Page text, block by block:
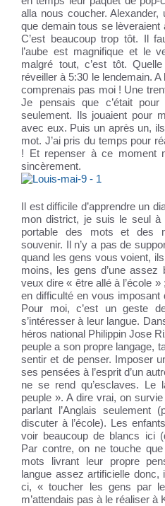
alla nous coucher.
que demain tous se
C’est beaucoup trop tôt. Il
l’aube est magnifique et le
malgré tout, c’est tôt.
réveiller à 5:30 le lendemain.
comprenais pas moi ! Une
Je pensais que c’était
seulement. Ils jouaient pour
avec eux. Puis un après un,
mot. J’ai pris du temps pour
! Et repenser à ce moment
sincèrement.
Il est difficile d’apprendre un
mon district, je suis le seul à
portable des mots et des
souvenir. Il n’y a pas de
quand les gens vous voient,
moins, les gens d’une assez
veux dire « être allé à l’école
en difficulté en vous imposant
Pour moi, c’est un geste
s’intéresser à leur langue.
héros national Philippin Jose
peuple a son propre langage,
sentir et de penser. Imposer
ses pensées à l’esprit d’un
ne se rend qu’esclaves. Le
peuple ». A dire vrai, on
parlant l’Anglais seulement
discuter à l’école). Les
voir beaucoup de blancs ici
Par contre, on ne touche
mots livrant leur propre
langue assez artificielle
ci, « toucher les gens par
m’attendais pas à le réaliser à